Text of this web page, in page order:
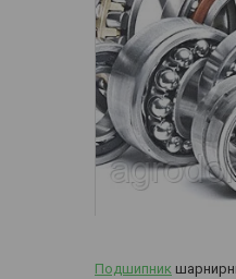
Подшипник